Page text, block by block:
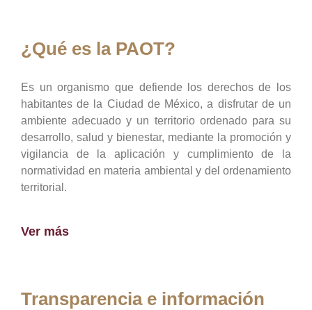
¿Qué es la PAOT?
Es un organismo que defiende los derechos de los
habitantes de la Ciudad de México, a disfrutar de un
ambiente adecuado y un territorio ordenado para su
desarrollo, salud y bienestar, mediante la promoción y
vigilancia de la aplicación y cumplimiento de la
normatividad en materia ambiental y del ordenamiento
territorial.
Ver más
Transparencia e información